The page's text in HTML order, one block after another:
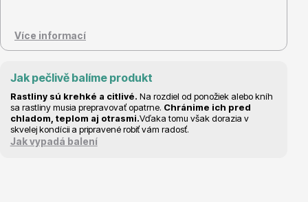
Cibuloviny
Více informací
Jak pečlivě balíme produkt
Rastliny sú krehké a citlivé. Na rozdiel od ponožiek alebo kníh
sa rastliny musia prepravovať opatrne. Chránime ich pred
chladom, teplom aj otrasmi.Vďaka tomu však dorazia v
skvelej kondícii a pripravené robiť vám radosť.
Jak vypadá balení